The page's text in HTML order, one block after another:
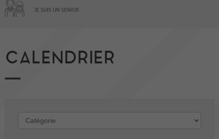
JE SUIS UN SENIOR
CALENDRIER